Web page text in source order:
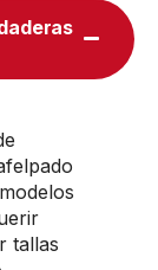
tallas